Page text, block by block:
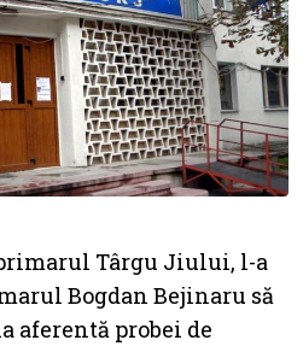
Târgu Jiului, l-a
Bogdan Bejinaru să
aferentă probei de